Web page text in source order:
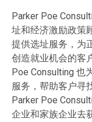
Parker Poe
址和经济激励政策
提供选址服务，为
创造就业机会的客
Poe Consulting 也
服务，帮助客户寻
Parker Poe
企业和家族企业去